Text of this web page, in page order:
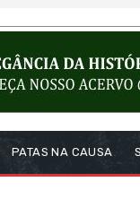
PATAS NA CAUSA